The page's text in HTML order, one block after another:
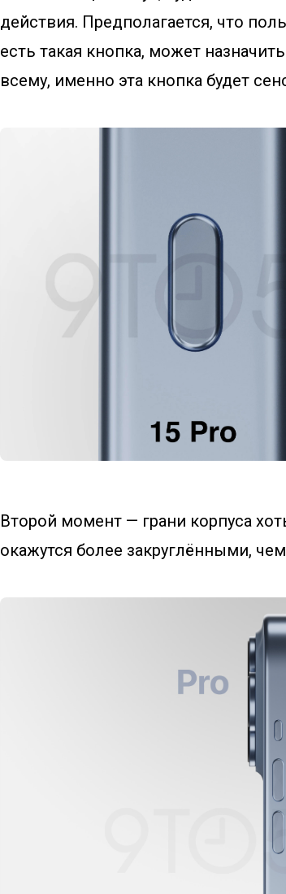
действия. Предполагается, что
есть такая кнопка, может
всему, именно эта кнопка будет
Второй момент — грани корпуса
окажутся более закруглёнными,